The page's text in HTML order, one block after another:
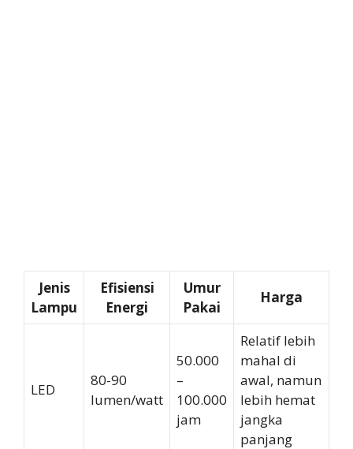
Jenis
Lampu
Efisiensi
Energi
Umur
Pakai
Harga
LED
80-90
lumen/watt
50.000
–
100.000
jam
Relatif lebih
mahal di
awal, namun
lebih hemat
jangka
panjang